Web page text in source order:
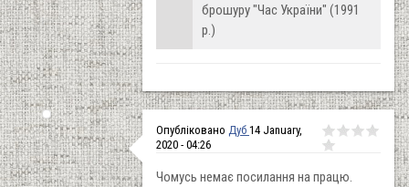
брошуру "Час України" (1991
р.)
Опубліковано Дуб 14 January,
2020 - 04:26
Чомусь немає посилання на працю.